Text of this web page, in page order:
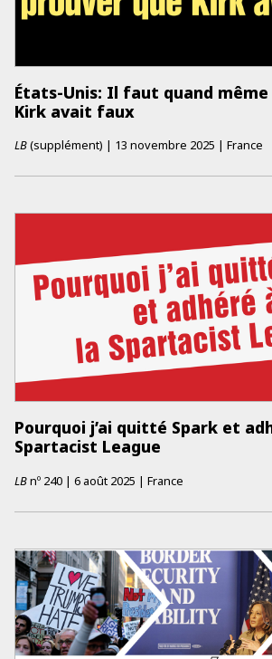
États-Unis: Il faut quand
Kirk avait faux
LB(supplément) | 13 novembre 2025 | France
Pourquoi j’ai quitté Spark et
Spartacist League
LBnº 240 | 6 août 2025 | France